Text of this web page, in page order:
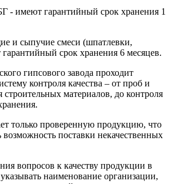
имеют гарантийный срок хранения 1
и сыпучие смеси (шпатлевки,
срок хранения 6 месяцев.
гипсового завода проходит
контроля качества – от проб и
материалов, до контроля
только проверенную продукцию, что
возможность поставки некачественных
вопросов к качеству продукции в
наименование организации,